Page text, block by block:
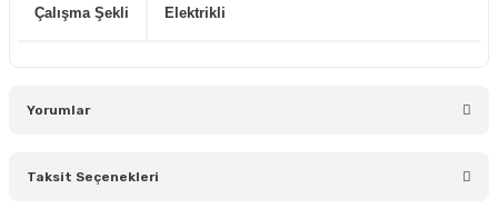
Çalışma Şekli Elektrikli
Yorumlar
Taksit Seçenekleri